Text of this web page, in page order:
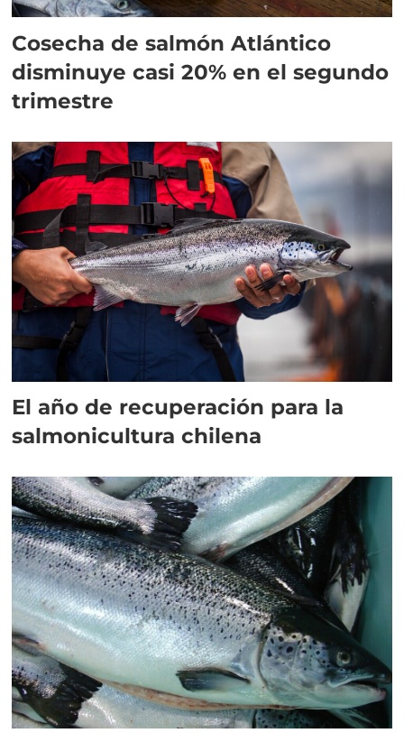
Cosecha de salmón Atlántico
disminuye casi 20% en el segundo
trimestre
El año de recuperación para la
salmonicultura chilena